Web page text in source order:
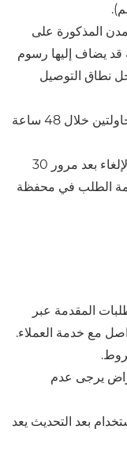
المذكورة على
يضاف إليها رسوم
نطاق التوصيل
إذا فشل التوصيل بعد محاولتين خلال 48 ساعة
إذا طلب العميل الإلغاء بعد مرور 30
يتم رد 20% من قيمة الطلب في محفظة
المقدمة عبر
مع خدمة العملاء.
يرجى عدم
بعد التحديث يعد